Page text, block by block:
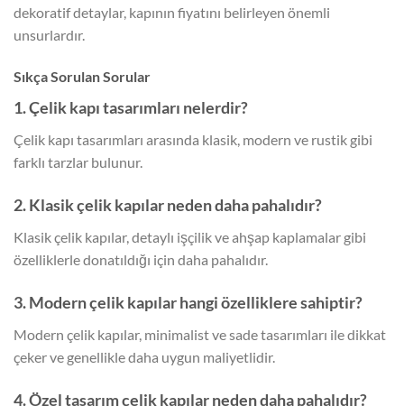
dekoratif detaylar, kapının fiyatını belirleyen önemli
unsurlardır.
Sıkça Sorulan Sorular
1. Çelik kapı tasarımları nelerdir?
Çelik kapı tasarımları arasında klasik, modern ve rustik gibi
farklı tarzlar bulunur.
2. Klasik çelik kapılar neden daha pahalıdır?
Klasik çelik kapılar, detaylı işçilik ve ahşap kaplamalar gibi
özelliklerle donatıldığı için daha pahalıdır.
3. Modern çelik kapılar hangi özelliklere sahiptir?
Modern çelik kapılar, minimalist ve sade tasarımları ile dikkat
çeker ve genellikle daha uygun maliyetlidir.
4. Özel tasarım çelik kapılar neden daha pahalıdır?